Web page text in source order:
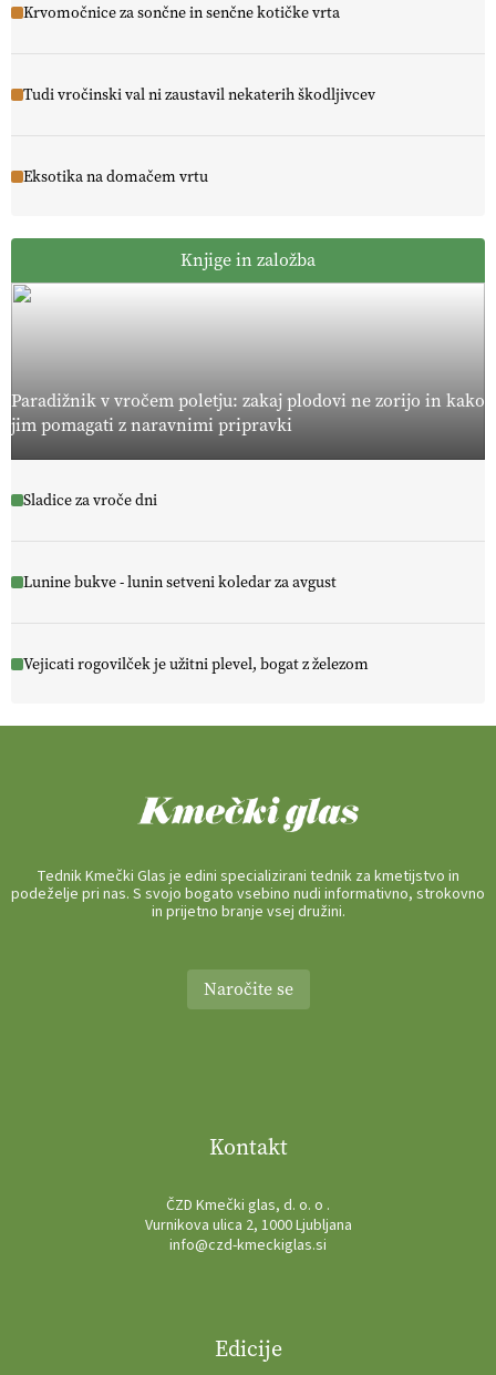
Krvomočnice za sončne in senčne kotičke vrta
Tudi vročinski val ni zaustavil nekaterih škodljivcev
Eksotika na domačem vrtu
Knjige in založba
Paradižnik v vročem poletju: zakaj plodovi ne zorijo in kako
jim pomagati z naravnimi pripravki
Sladice za vroče dni
Lunine bukve - lunin setveni koledar za avgust
Vejicati rogovilček je užitni plevel, bogat z železom
Tednik Kmečki Glas je edini specializirani tednik za kmetijstvo in
podeželje pri nas. S svojo bogato vsebino nudi informativno, strokovno
in prijetno branje vsej družini.
Naročite se
Kontakt
ČZD Kmečki glas, d. o. o .
Vurnikova ulica 2, 1000 Ljubljana
info@czd-kmeckiglas.si
Edicije